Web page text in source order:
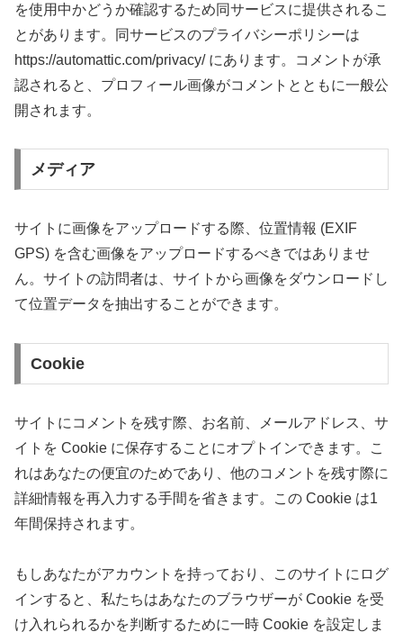
を使用中かどうか確認するため同サービスに提供されるこ
とがあります。同サービスのプライバシーポリシーは
https://automattic.com/privacy/ にあります。コメントが承
認されると、プロフィール画像がコメントとともに一般公
開されます。
メディア
サイトに画像をアップロードする際、位置情報 (EXIF
GPS) を含む画像をアップロードするべきではありませ
ん。サイトの訪問者は、サイトから画像をダウンロードし
て位置データを抽出することができます。
Cookie
サイトにコメントを残す際、お名前、メールアドレス、サ
イトを Cookie に保存することにオプトインできます。こ
れはあなたの便宜のためであり、他のコメントを残す際に
詳細情報を再入力する手間を省きます。この Cookie は1
年間保持されます。
もしあなたがアカウントを持っており、このサイトにログ
インすると、私たちはあなたのブラウザーが Cookie を受
け入れられるかを判断するために一時 Cookie を設定しま